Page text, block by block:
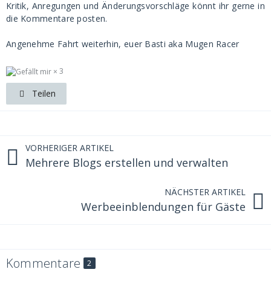
Kritik, Anregungen und Änderungsvorschläge könnt ihr gerne in
die Kommentare posten.
Angenehme Fahrt weiterhin, euer Basti aka Mugen Racer
3
Teilen
VORHERIGER ARTIKEL
Mehrere Blogs erstellen und verwalten
NÄCHSTER ARTIKEL
Werbeeinblendungen für Gäste
Kommentare 2